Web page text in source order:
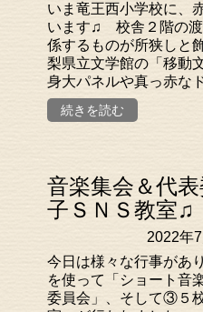
いま竜王西小学校に、
います♫ 校舎２階の渡
係するものが所狭しと
梨県立文学館の「移動
身大パネルや真っ赤な
続きを読む
音楽集会＆代
子ＳＮＳ教室♫
2022年
今日は様々な行事が
を使って「ショート音
委員会」、そして③５